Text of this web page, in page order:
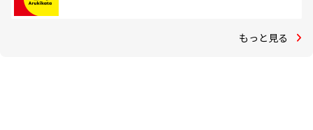
もっと見る